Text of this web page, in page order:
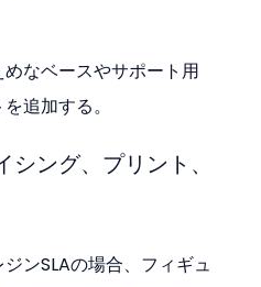
なベースやサポート用
追加する。
ング、プリント、
ンSLAの場合、フィギュ